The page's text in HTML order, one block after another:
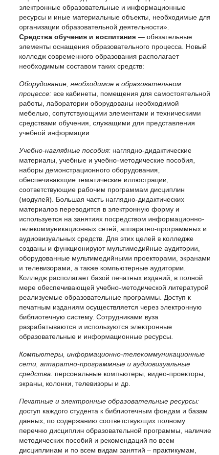
свободного
пользования
инвалидами-
колясочниками. При
входе в здание
размещена система
Брайля. На первом
возможностями
здоровья
электронные образовательные и информационные
ресурсы и иные материальные объекты, необходимые для
организации образовательной деятельности».
Средства обучения и воспитания ― обязательные
элементы оснащения образовательного процесса. Новый
колледж современного образования располагает
необходимым составом таких средств:
Оборудование, необходимое в образовательном
процессе: все кабинеты, помещения для самостоятельной
работы, лаборатории оборудованы необходимой
мебелью, сопутствующими элементами и техническими
средствами обучения, служащими для представления
учебной информации
Учебно-наглядные пособия: наглядно-дидактические
материалы, учебные и учебно-методические пособия,
наборы демонстрационного оборудования,
обеспечивающие тематические иллюстрации,
соответствующие рабочим программам дисциплин
(модулей). Большая часть наглядно-дидактических
материалов переводится в электронную форму и
используется на занятиях посредством информационно-
телекоммуникационных сетей, аппаратно-программных и
аудиовизуальных средств. Для этих целей в колледже
созданы и функционируют мультимедийные аудитории,
оборудованные мультимедийными проекторами, экранами
и телевизорами, а также компьютерные аудитории.
Колледж располагает базой печатных изданий, в полной
мере обеспечивающей учебно-методической литературой
реализуемые образовательные программы. Доступ к
печатным изданиям осуществляется через электронную
библиотечную систему. Сотрудниками вуза
разрабатываются и используются электронные
образовательные и информационные ресурсы.
Компьютеры, информационно-телекоммуникационные
сети, аппаратно-программные и аудиовизуальные
средства: персональные компьютеры, видео-проекторы,
экраны, колонки, телевизоры и др.
Печатные и электронные образовательные ресурсы:
доступ каждого студента к библиотечным фондам и базам
данных, по содержанию соответствующих полному
перечню дисциплин образовательной программы, наличие
методических пособий и рекомендаций по всем
дисциплинам и по всем видам занятий – практикумам,